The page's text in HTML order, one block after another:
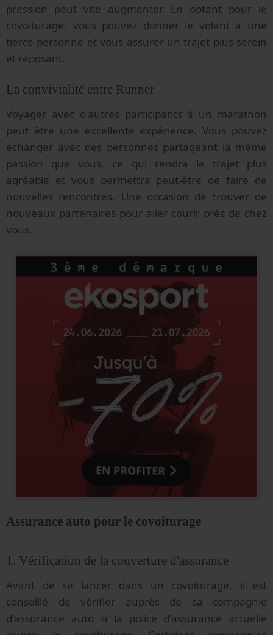
pression peut vite augmenter. En optant pour le
covoiturage, vous pouvez donner le volant à une
tierce personne et vous assurer un trajet plus serein
et reposant.
La convivialité entre Runner
Voyager avec d'autres participants à un marathon
peut être une excellente expérience. Vous pouvez
échanger avec des personnes partageant la même
passion que vous, ce qui rendra le trajet plus
agréable et vous permettra peut-être de faire de
nouvelles rencontres. Une occasion de trouver de
nouveaux partenaires pour aller courir près de chez
vous.
Assurance auto pour le covoiturage
1. Vérification de la couverture d'assurance
Avant de se lancer dans un covoiturage, il est
conseillé de vérifier auprès de sa compagnie
d'assurance auto si la police d'assurance actuelle